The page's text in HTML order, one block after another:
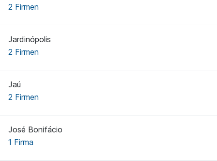
2 Firmen
Jardinópolis
2 Firmen
Jaú
2 Firmen
José Bonifácio
1 Firma